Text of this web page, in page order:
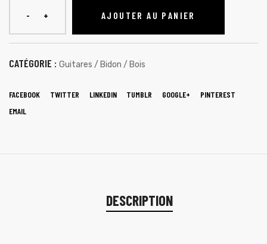
AJOUTER AU PANIER
CATÉGORIE : Guitares / Bidon / Bois
FACEBOOK TWITTER LINKEDIN TUMBLR GOOGLE+
PINTEREST
EMAIL
DESCRIPTION